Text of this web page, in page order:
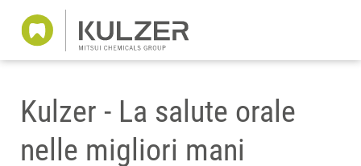
Kulzer - La salute orale
nelle migliori mani